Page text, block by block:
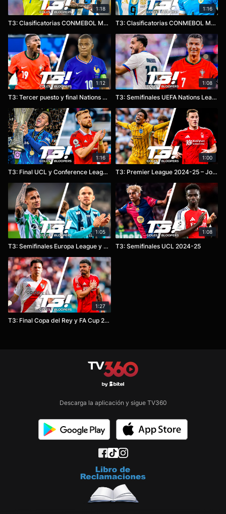
1:18
T3: Clasificatorias CONMEBOL Mundial 2026 – Fecha 16
1:16
T3: Clasificatorias CONMEBOL Mundial 2026 – Fecha 15
1:12
T3: Tercer puesto y final Nations League 2024-25
1:08
T3: Semifinales UEFA Nations League 2024-25
1:16
T3: Final UCL y Conference League 2024-25
1:00
T3: Premier League 2024-25 – Jornada 38
1:05
T3: Semifinales Europa League y Conference League 2024-25
1:08
T3: Semifinales UCL 2024-25
1:27
T3: Final Copa del Rey y FA Cup 2024-25
Descarga la aplicación y sigue TV360